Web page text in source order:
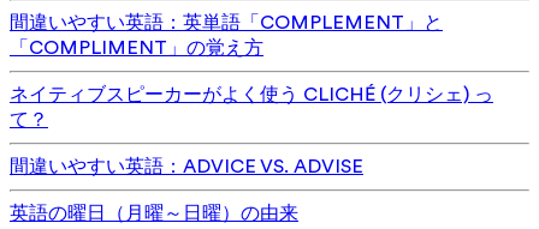
間違いやすい英語：英単語「COMPLEMENT」と
「COMPLIMENT」の覚え方
ネイティブスピーカーがよく使う CLICHÉ (クリシェ) っ
て？
間違いやすい英語：ADVICE VS. ADVISE
英語の曜日（月曜～日曜）の由来